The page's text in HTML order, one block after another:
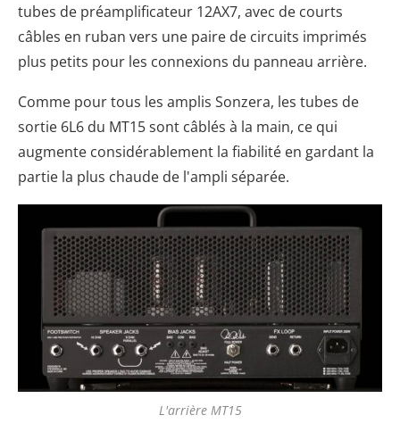
tubes de préamplificateur 12AX7, avec de courts
câbles en ruban vers une paire de circuits imprimés
plus petits pour les connexions du panneau arrière.
Comme pour tous les amplis Sonzera, les tubes de
sortie 6L6 du MT15 sont câblés à la main, ce qui
augmente considérablement la fiabilité en gardant la
partie la plus chaude de l'ampli séparée.
L'arrière MT15